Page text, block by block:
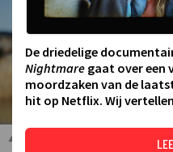
Robbert Rodenburg
De driedelige
Nightmare gaat over een
moordzaken van de
hit op Netflix. Wij